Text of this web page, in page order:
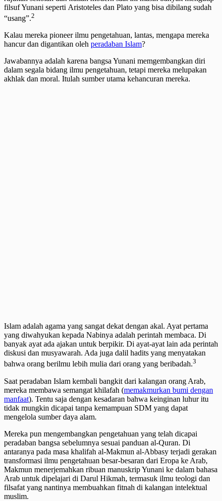
filsuf Yunani seperti Aristoteles dan Plato yang bisa dibilang sudah
“usang”.2
Kalau mereka pioneer ilmu pengetahuan, lantas, mengapa mereka
hancur dan digantikan oleh peradaban Islam?
Jawabannya adalah karena bangsa Yunani memgembangkan diri
dalam segala bidang ilmu pengetahuan, tetapi mereka melupakan
akhlak dan moral. Itulah sumber utama kehancuran mereka.
Islam adalah agama yang sangat dekat dengan akal. Ayat pertama
yang diwahyukan kepada Nabinya adalah perintah membaca. Di
banyak ayat ada ajakan untuk berpikir. Di ayat-ayat lain ada perintah
diskusi dan musyawarah. Ada juga dalil hadits yang menyatakan
bahwa orang berilmu lebih mulia dari orang yang beribadah.3
Saat peradaban Islam kembali bangkit dari kalangan orang Arab,
mereka membawa semangat khilafah (memakmurkan bumi dengan
manfaat). Tentu saja dengan kesadaran bahwa keinginan luhur itu
tidak mungkin dicapai tanpa kemampuan SDM yang dapat
mengelola sumber daya alam.
Mereka pun mengembangkan pengetahuan yang telah dicapai
peradaban bangsa sebelumnya sesuai panduan al-Quran. Di
antaranya pada masa khalifah al-Makmun al-Abbasy terjadi gerakan
transformasi ilmu pengetahuan besar-besaran dari Eropa ke Arab,
Makmun menerjemahkan ribuan manuskrip Yunani ke dalam bahasa
Arab untuk dipelajari di Darul Hikmah, termasuk ilmu teologi dan
filsafat yang nantinya membuahkan fitnah di kalangan intelektual
muslim.